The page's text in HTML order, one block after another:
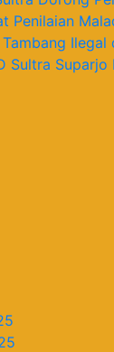
Penilaian
Ilegal
Sultra Suparjo